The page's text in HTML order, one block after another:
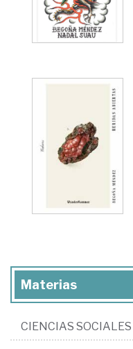
Materias
CIENCIAS SOCIALES